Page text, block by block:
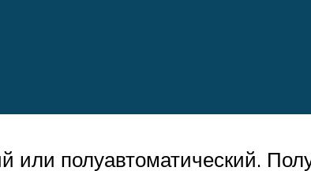
или полуавтоматический.